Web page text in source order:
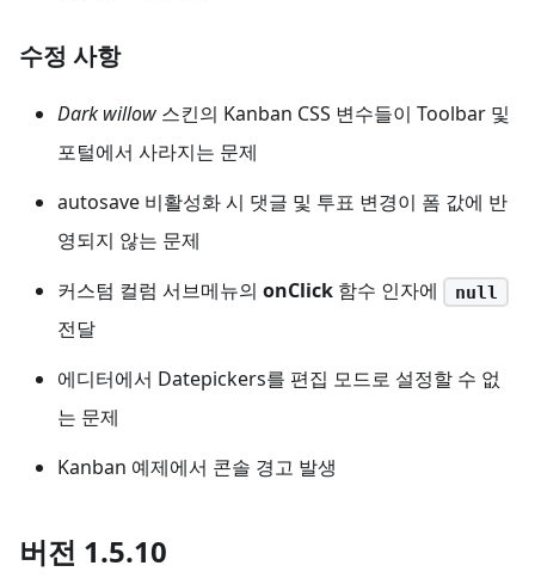
수정 사항
Dark willow 스킨의 Kanban CSS 변수들이 Toolbar 및
포털에서 사라지는 문제
autosave 비활성화 시 댓글 및 투표 변경이 폼 값에 반
영되지 않는 문제
커스텀 컬럼 서브메뉴의 onClick 함수 인자에 null
전달
에디터에서 Datepickers를 편집 모드로 설정할 수 없
는 문제
Kanban 예제에서 콘솔 경고 발생
버전 1.5.10